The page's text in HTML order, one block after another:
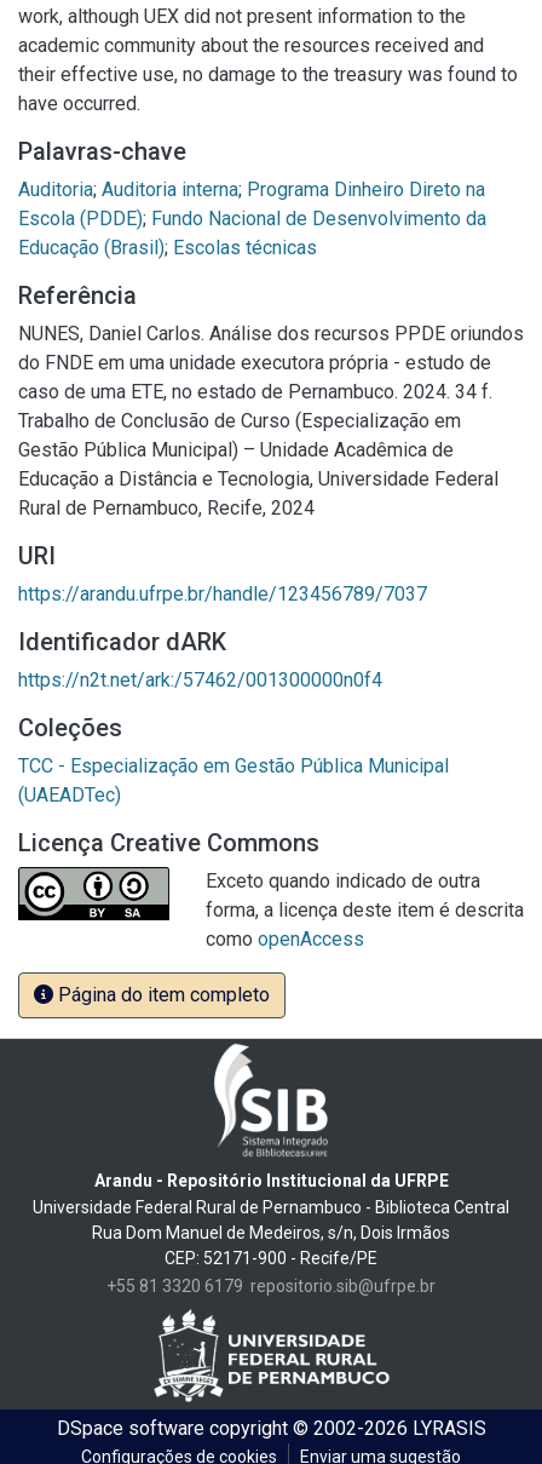
work, although UEX did not present information to the
academic community about the resources received and
their effective use, no damage to the treasury was found to
have occurred.
Palavras-chave
Auditoria; Auditoria interna; Programa Dinheiro Direto na
Escola (PDDE); Fundo Nacional de Desenvolvimento da
Educação (Brasil); Escolas técnicas
Referência
NUNES, Daniel Carlos. Análise dos recursos PPDE oriundos
do FNDE em uma unidade executora própria - estudo de
caso de uma ETE, no estado de Pernambuco. 2024. 34 f.
Trabalho de Conclusão de Curso (Especialização em
Gestão Pública Municipal) – Unidade Acadêmica de
Educação a Distância e Tecnologia, Universidade Federal
Rural de Pernambuco, Recife, 2024
URI
https://arandu.ufrpe.br/handle/123456789/7037
Identificador dARK
https://n2t.net/ark:/57462/001300000n0f4
Coleções
TCC - Especialização em Gestão Pública Municipal
(UAEADTec)
Licença Creative Commons
Exceto quando indicado de outra
forma, a licença deste item é descrita
como openAccess
Página do item completo
Arandu - Repositório Institucional da UFRPE
Universidade Federal Rural de Pernambuco - Biblioteca Central
Rua Dom Manuel de Medeiros, s/n, Dois Irmãos
CEP: 52171-900 - Recife/PE
+55 81 3320 6179 repositorio.sib@ufrpe.br
DSpace softwarecopyright © 2002-2026 LYRASIS
Configurações de cookies Enviar uma sugestão